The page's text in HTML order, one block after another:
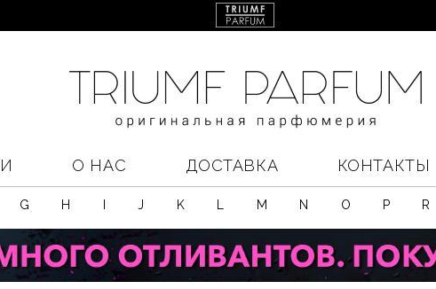
О НАС ДОСТАВКА КОНТАКТЫ
G H J K M N O P R